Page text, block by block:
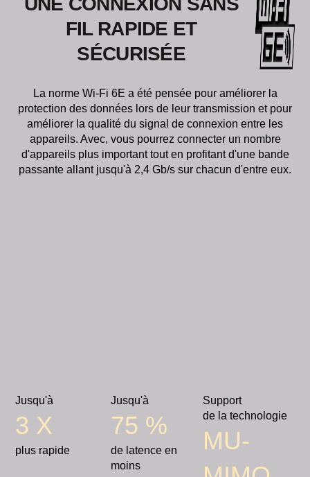
FIL RAPIDE ET
SÉCURISÉE
protection des données lors de leur transmission et pour
améliorer la qualité du signal de connexion entre les
appareils. Avec, vous pourrez connecter un nombre
d'appareils plus important tout en profitant d'une bande
passante allant jusqu'à 2,4 Gb/s sur chacun d'entre eux.
3 X
plus rapide
75 %
de latence en
moins
de la technologie
MU-
MIMO